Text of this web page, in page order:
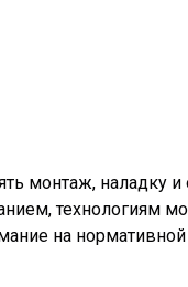
монтаж, наладку
технологиям
на